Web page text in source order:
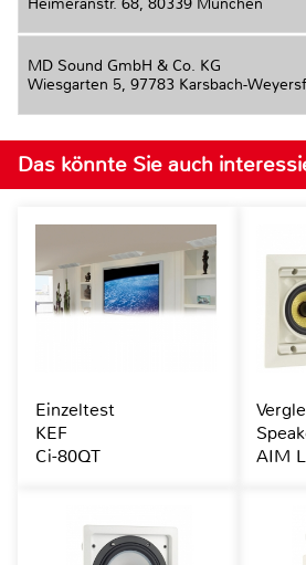
MD Sound GmbH & Co. KG
Wiesgarten 5, 97783 Karsbach-
Das könnte Sie auch
Einzeltest
KEF
Ci-80QT
AIM